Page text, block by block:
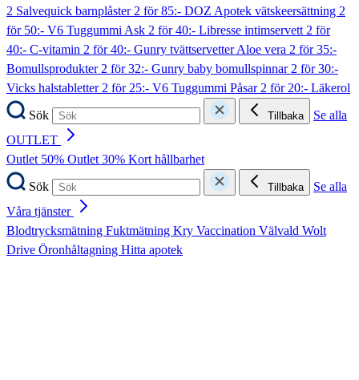
2 Salvequick barnplåster2 för 85:- DOZ Apotek vätskeersättning 2
för 50:- V6 Tuggummi Ask 2 för 40:- Libresse intimservett2 för
40:- C-vitamin 2 för 40:- Gunry tvättservetter Aloe vera 2 för 35:-
Bomullsprodukter2 för 32:- Gunry baby bomullspinnar2 för 30:-
Vicks halstabletter2 för 25:- V6 Tuggummi Påsar2 för 20:- Läkerol
Sök
Tillbaka
Se alla
OUTLET
Outlet 50% Outlet 30% Kort hållbarhet
Sök
Tillbaka
Se alla
Våra tjänster
Blodtrycksmätning Fuktmätning Kry Vaccination Välvald Wolt
Drive Öronhåltagning Hitta apotek